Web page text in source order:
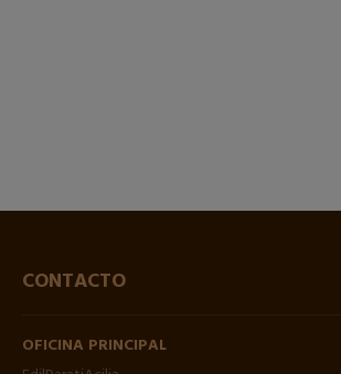
CONTACTO
OFICINA PRINCIPAL